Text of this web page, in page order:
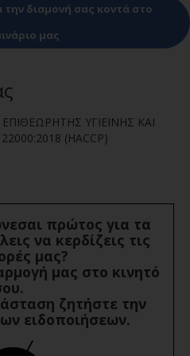
την διαμονή σας κοντά στο
μας
ΥΓΙΕΙΝΗΣ ΚΑΙ
(HACCP)
πρώτος για τα
να κερδίζεις τις
μας?
μας στο κινητό
ζητήστε την
ειδοποιήσεων.